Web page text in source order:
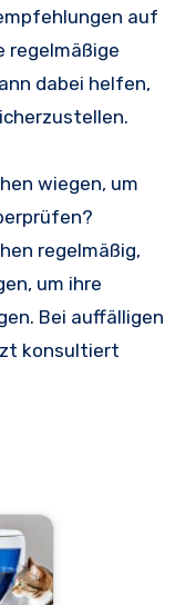
auf
regelmäßige
dabei helfen,
wiegen, um
regelmäßig,
um ihre
Bei auffälligen
konsultiert